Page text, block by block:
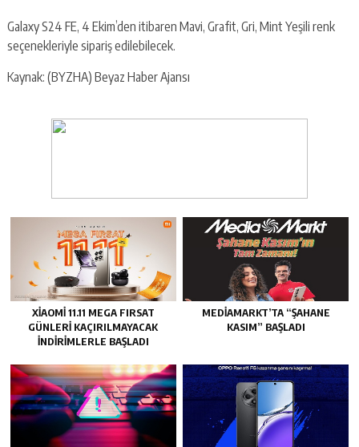
Galaxy S24 FE, 4 Ekim’den itibaren Mavi, Grafit, Gri, Mint Yeşili renk
seçenekleriyle sipariş edilebilecek.
Kaynak: (BYZHA) Beyaz Haber Ajansı
XIAOMI 11.11 MEGA FIRSAT
GÜNLERI KAÇIRILMAYACAK
İNDIRIMLERLE BAŞLADI
MEDIAMARKT’TA “ŞAHANE
KASIM” BAŞLADI